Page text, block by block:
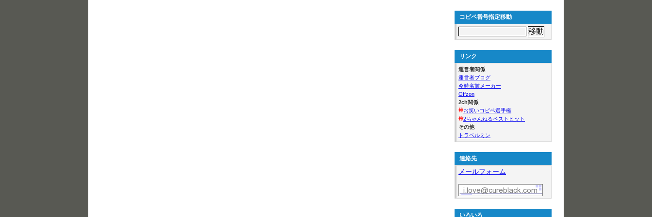
コピペ番号指定移動
リンク
運営者関係
運営者ブログ
今時名前メーカー
Offzon
2ch関係
お笑いコピペ選手権
2ちゃんねるベストヒット
その他
トラベルミン
連絡先
メールフォーム
いろいろ